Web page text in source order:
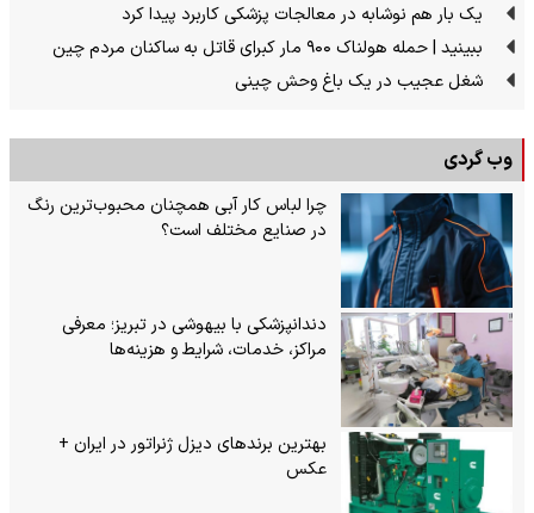
یک بار هم نوشابه در معالجات پزشکی کاربرد پیدا کرد
ببینید | حمله هولناک ۹۰۰ مار کبرای قاتل به ساکنان مردم چین
شغل عجیب در یک باغ وحش چینی
وب گردی
چرا لباس کار آبی همچنان محبوب‌ترین رنگ
در صنایع مختلف است؟
دندانپزشکی با بیهوشی در تبریز؛ معرفی
مراکز، خدمات، شرایط و هزینه‌ها
بهترین برندهای دیزل ژنراتور در ایران +
عکس